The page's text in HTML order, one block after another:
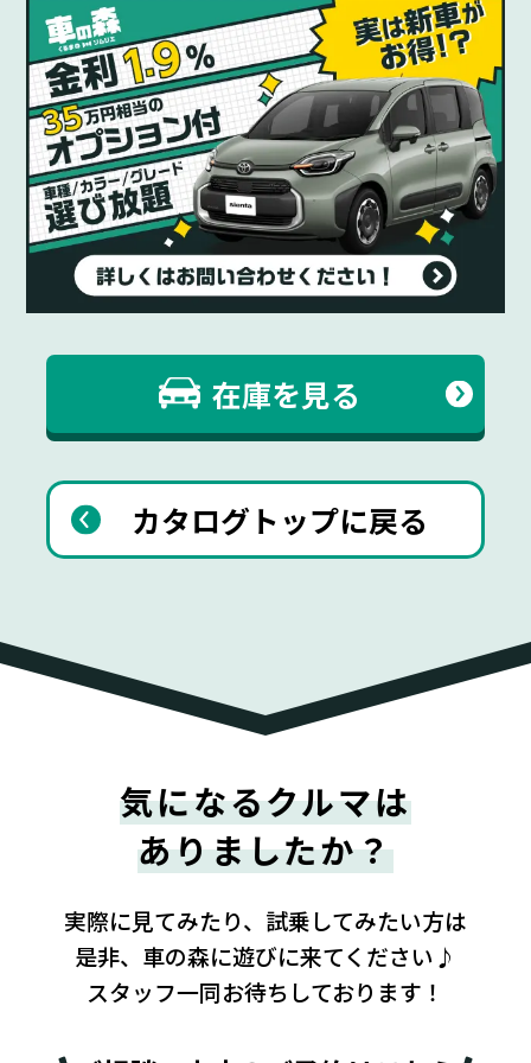
在庫を見る
カタログトップに戻る
気になるクルマは
ありましたか？
実際に見てみたり、試乗してみたい方は
是非、車の森に遊びに来てください♪
スタッフ一同お待ちしております！